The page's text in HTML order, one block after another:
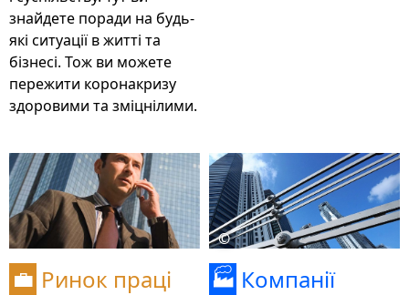
знайдете поради на будь-
які ситуації в житті та
бізнесі. Тож ви можете
пережити коронакризу
здоровими та зміцнілими.
💼 Ринок праці
©
🏭 Компанії